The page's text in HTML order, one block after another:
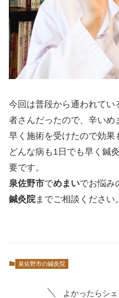
今回は普段から通われてい
者さんだったので、辛いめ
早く施術を受けたので効果
どんな病も1日でも早く鍼
要です。
泉佐野市でめまいでお悩み
鍼灸院までご相談ください。
泉佐野市の鍼灸院
よかったらシ